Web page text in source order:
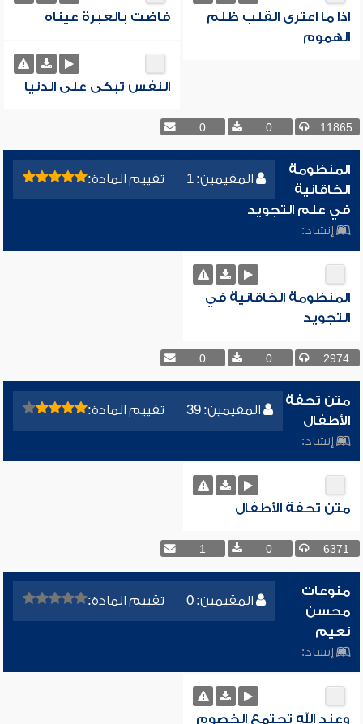
اذا ما اعترى القلب ظلم
الهموم
فاضت بالعبرة عيناه
النفس تبكى على الدنيا
11865
0
0
المقيمين: 1 تقييم المادة:
المنظومة
الخاقانية
في علم التجويد
إنشاد:
المنظومة الخاقانية في
التجويد
2974
0
0
المقيمين: 39 تقييم المادة:
متن تحفة
الأطفال
إنشاد:
متن تحفة الأطفال
6371
0
1
المقيمين: 0 تقييم المادة:
منوعات
محسن
نعيم
إنشاد:
وعند الله تجتمع الخصوم